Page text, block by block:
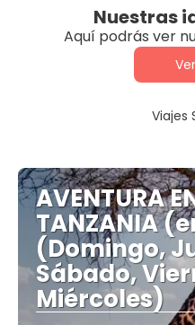
Nuestras
Aquí podrás ver
Viajes
AVENTURA
TANZANIA
(Domingo,
Sábado,
Miércoles)